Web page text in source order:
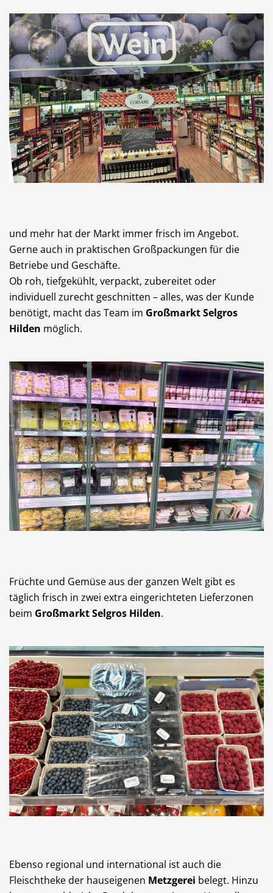
und mehr hat der Markt immer frisch im Angebot.
Gerne auch in praktischen Großpackungen für die
Betriebe und Geschäfte.
Ob roh, tiefgekühlt, verpackt, zubereitet oder
individuell zurecht geschnitten – alles, was der Kunde
benötigt, macht das Team im Großmarkt Selgros
Hilden möglich.
Früchte und Gemüse aus der ganzen Welt gibt es
täglich frisch in zwei extra eingerichteten Lieferzonen
beim Großmarkt Selgros Hilden.
Ebenso regional und international ist auch die
Fleischtheke der hauseigenen Metzgerei belegt. Hinzu